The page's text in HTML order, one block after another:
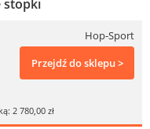
stopki
Hop-Sport
Przejdź do sklepu >
2 780,00 zł